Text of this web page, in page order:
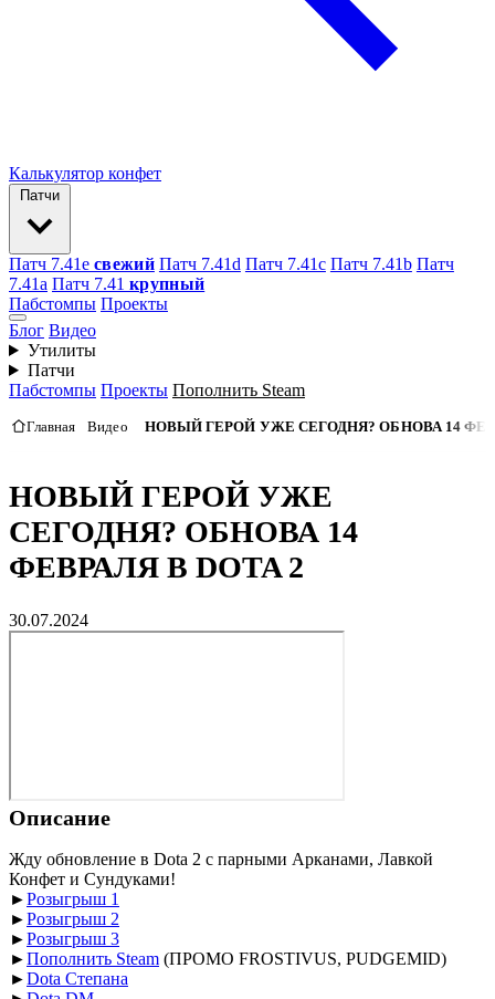
Калькулятор конфет
Патчи
Патч 7.41e свежий Патч 7.41d Патч 7.41c Патч 7.41b Патч
7.41а Патч 7.41 крупный
Пабстомпы Проекты
Блог Видео
Утилиты
Патчи
Пабстомпы Проекты Пополнить Steam
Главная Видео НОВЫЙ ГЕРОЙ УЖЕ СЕГОДНЯ? ОБНОВА 14
НОВЫЙ ГЕРОЙ УЖЕ
СЕГОДНЯ? ОБНОВА 14
ФЕВРАЛЯ В DOTA 2
30.07.2024
Описание
Жду обновление в Dota 2 с парными Арканами, Лавкой
Конфет и Сундуками!
►Розыгрыш 1
►Розыгрыш 2
►Розыгрыш 3
►Пополнить Steam (ПРОМО FROSTIVUS, PUDGEMID)
►Dota Степана